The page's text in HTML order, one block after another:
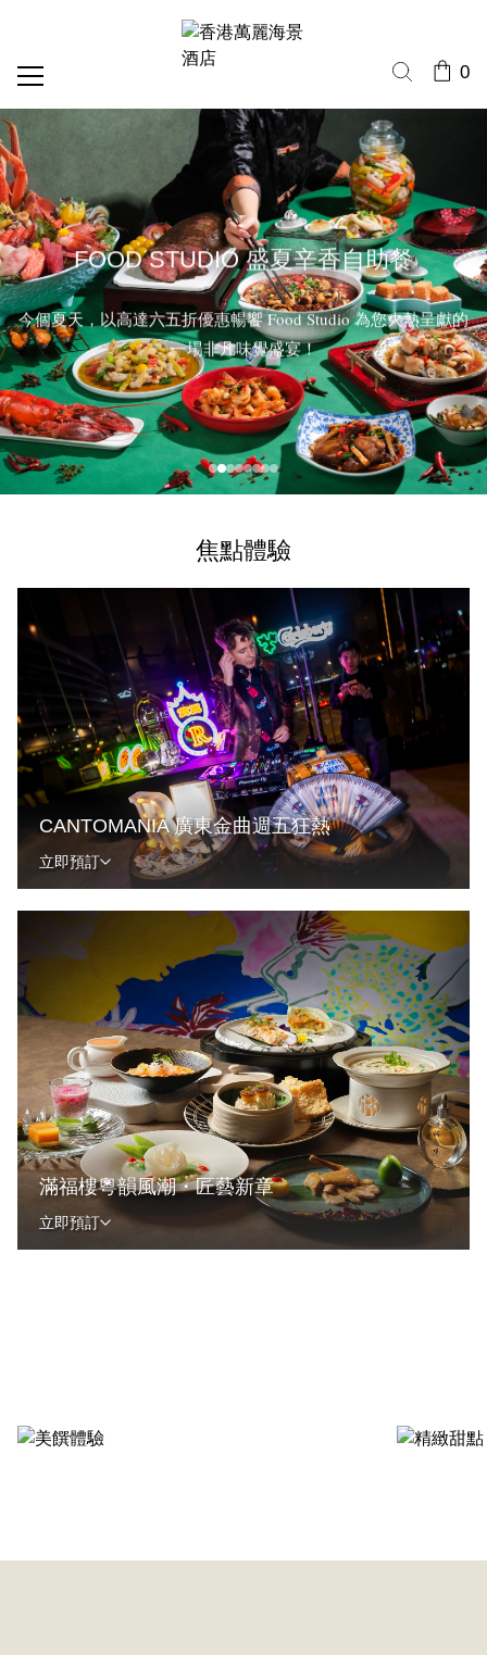
0
FOOD STUDIO 盛夏辛香自助餐
今個夏天，以高達六五折優惠暢饗 Food Studio 為您火熱呈獻的
一場非凡味覺盛宴！
焦點體驗
CANTOMANIA 廣東金曲週五狂熱
立即預訂
滿福樓粵韻風潮・匠藝新章
立即預訂